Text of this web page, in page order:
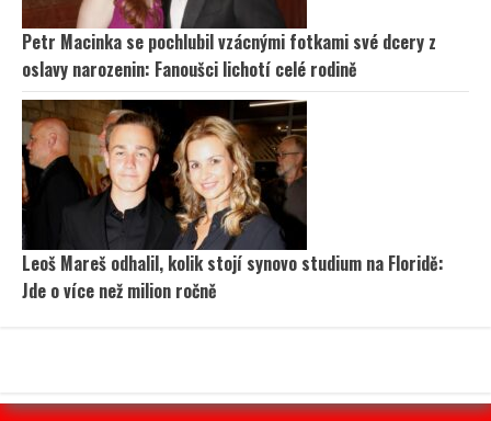
Petr Macinka se pochlubil vzácnými fotkami své dcery z
oslavy narozenin: Fanoušci lichotí celé rodině
Leoš Mareš odhalil, kolik stojí synovo studium na Floridě:
Jde o více než milion ročně